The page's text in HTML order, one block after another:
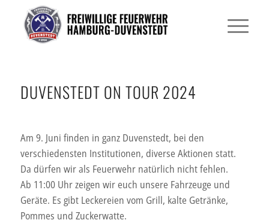
DUVENSTEDT ON TOUR 2024
Am 9. Juni finden in ganz Duvenstedt, bei den
verschiedensten Institutionen, diverse Aktionen statt.
Da dürfen wir als Feuerwehr natürlich nicht fehlen.
Ab 11:00 Uhr zeigen wir euch unsere Fahrzeuge und
Geräte. Es gibt Leckereien vom Grill, kalte Getränke,
Pommes und Zuckerwatte.